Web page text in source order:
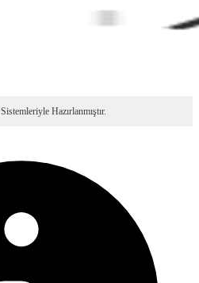
Sistemleriyle Hazırlanmıştır.